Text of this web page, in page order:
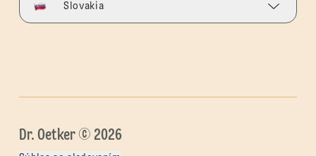
Slovakia
Dr. Oetker © 2026